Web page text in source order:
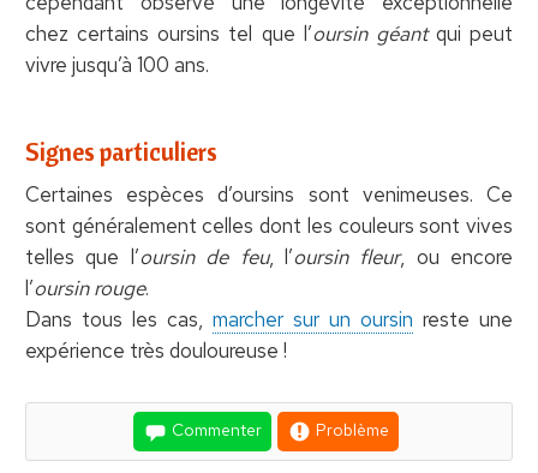
chez certains oursins tel que l’oursin géantqui peut
vivre jusqu’à 100 ans.
Signes particuliers
Certaines espèces d’oursins sont venimeuses. Ce
sont généralement celles dont les couleurs sont vives
telles que l’oursin de feu, l’oursin fleur, ou encore
l’oursin rouge.
Dans tous les cas, marcher sur un oursin reste une
expérience très douloureuse !
Commenter Problème